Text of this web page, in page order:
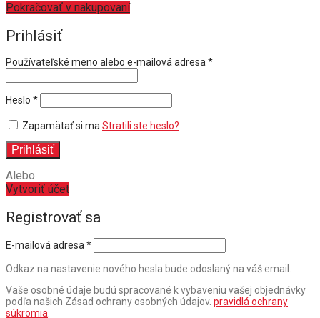
Pokračovať v nakupovaní
Prihlásiť
Používateľské meno alebo e-mailová adresa *Povinné
Heslo *Povinné
Zapamätať si ma Stratili ste heslo?
Prihlásiť
Alebo
Vytvoriť účet
Registrovať sa
E-mailová adresa *
Odkaz na nastavenie nového hesla bude odoslaný na váš email.
Vaše osobné údaje budú spracované k vybaveniu vašej objednávky
podľa našich Zásad ochrany osobných údajov. pravidlá ochrany
súkromia